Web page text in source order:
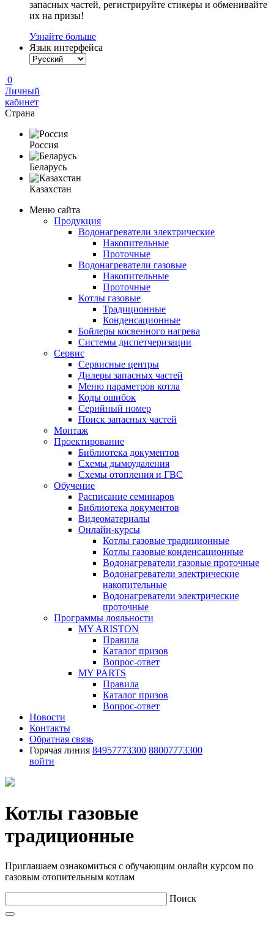
запасных частей, регистрируйте стикеры и обменивайте
их на призы!
Узнайте больше
Язык интерфейса
0
Личный
кабинет
Страна
Россия
Беларусь
Казахстан
Меню сайта
Продукция
Водонагреватели электрические
Накопительные
Проточные
Водонагреватели газовые
Накопительные
Проточные
Котлы газовые
Традиционные
Конденсационные
Бойлеры косвенного нагрева
Системы диспетчеризации
Сервис
Сервисные центры
Дилеры запасных частей
Меню параметров котла
Коды ошибок
Серийный номер
Поиск запасных частей
Монтаж
Проектирование
Библиотека документов
Схемы дымоудаления
Схемы отопления и ГВС
Обучение
Расписание семинаров
Библиотека документов
Видеоматериалы
Онлайн-курсы
Котлы газовые традиционные
Котлы газовые конденсационные
Водонагреватели газовые проточные
Водонагреватели электрические
накопительные
Водонагреватели электрические
проточные
Программы лояльности
MY ARISTON
Правила
Каталог призов
Вопрос-ответ
MY PARTS
Правила
Каталог призов
Вопрос-ответ
Новости
Контакты
Обратная связь
Горячая линия 84957773300 88007773300
войти
Котлы газовые
традиционные
Приглашаем ознакомиться с обучающим онлайн курсом по
газовым отопительным котлам
Поиск